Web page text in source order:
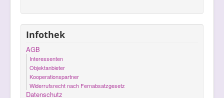
Infothek
AGB
Interessenten
Objektanbieter
Kooperationspartner
Widerrufsrecht nach Fernabsatzgesetz
Datenschutz